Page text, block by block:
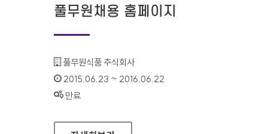
풀무원채용 홈페이지
기관명 :
풀무원식품 주식회사
인증기간 :
2015.06.23 ~ 2016.06.22
상태 :
만료